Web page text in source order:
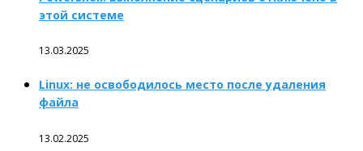
этой системе
13.03.2025
Linux: не освободилось место после удаления
файла
13.02.2025